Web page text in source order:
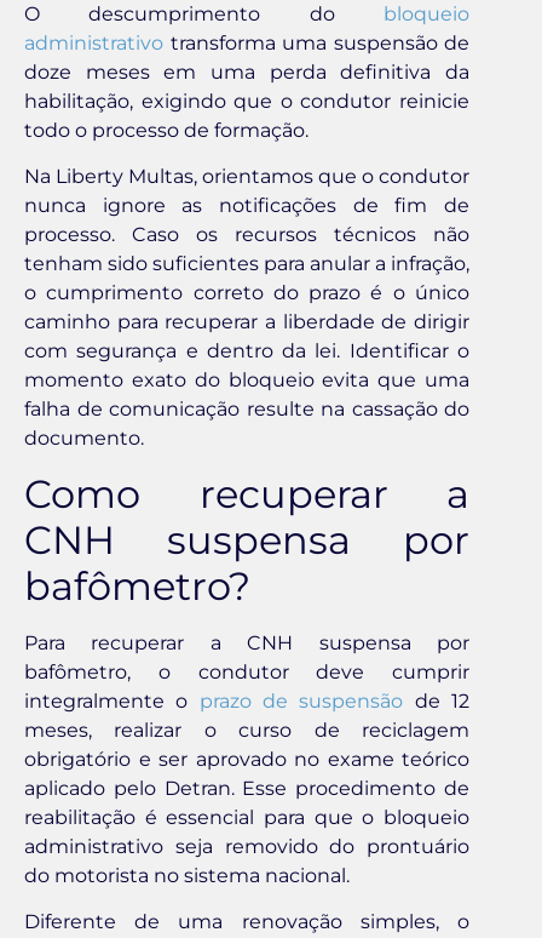
O descumprimento do bloqueio
administrativo transforma uma suspensão de
doze meses em uma perda definitiva da
habilitação, exigindo que o condutor reinicie
todo o processo de formação.
Na Liberty Multas, orientamos que o condutor
nunca ignore as notificações de fim de
processo. Caso os recursos técnicos não
tenham sido suficientes para anular a infração,
o cumprimento correto do prazo é o único
caminho para recuperar a liberdade de dirigir
com segurança e dentro da lei. Identificar o
momento exato do bloqueio evita que uma
falha de comunicação resulte na cassação do
documento.
Como recuperar a
CNH suspensa por
bafômetro?
Para recuperar a CNH suspensa por
bafômetro, o condutor deve cumprir
integralmente o prazo de suspensão de 12
meses, realizar o curso de reciclagem
obrigatório e ser aprovado no exame teórico
aplicado pelo Detran. Esse procedimento de
reabilitação é essencial para que o bloqueio
administrativo seja removido do prontuário
do motorista no sistema nacional.
Diferente de uma renovação simples, o